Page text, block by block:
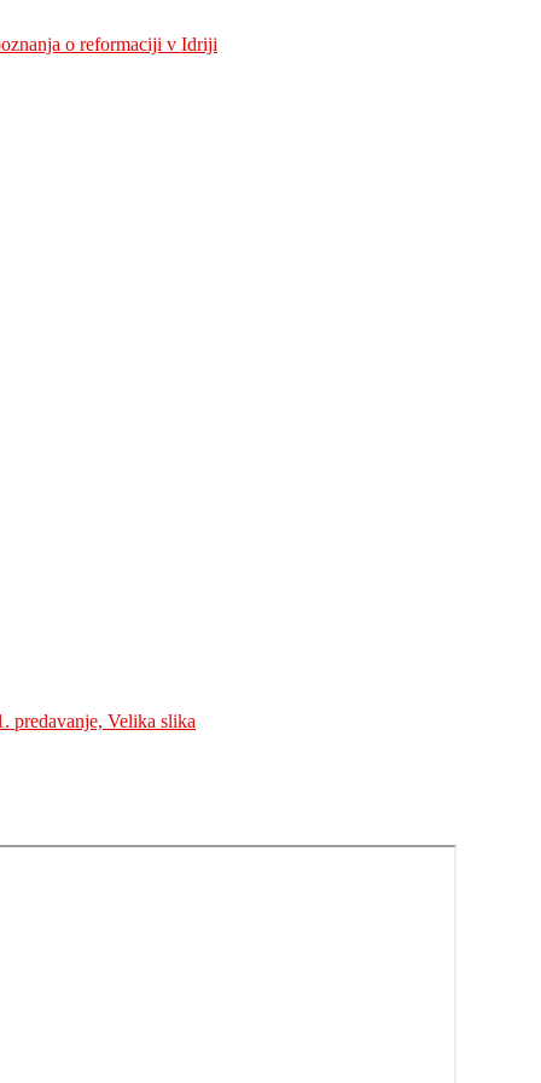
o reformaciji v Idriji
predavanje, Velika slika